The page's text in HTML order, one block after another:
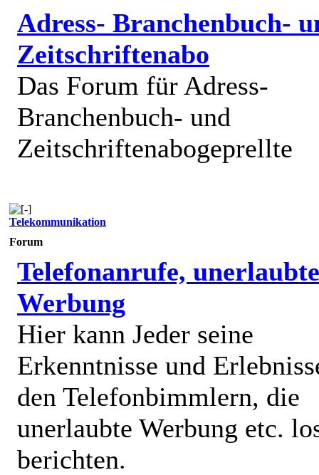
Adress- Branchenbuch-
Zeitschriftenabo
Das Forum für Adress-
Branchenbuch- und
Zeitschriftenabogeprellte
Telekommunikation
Forum
Telefonanrufe, unerlaubte
Werbung
Hier kann Jeder seine
Erkenntnisse und
den Telefonbimmlern, die
unerlaubte Werbung etc.
berichten.